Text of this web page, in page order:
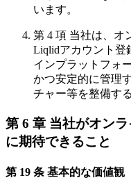
います。
第 4 項 当社は、オ
Liqlidアカウント登
インプラットフォ
かつ安定的に管理
チャー等を整備す
第 6 章 当社がオン
に期待できること
第 19 条 基本的な価値観